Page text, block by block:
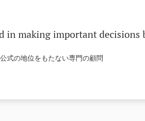
inmaking importantdecisions
式の地位をもたない専門の顧問